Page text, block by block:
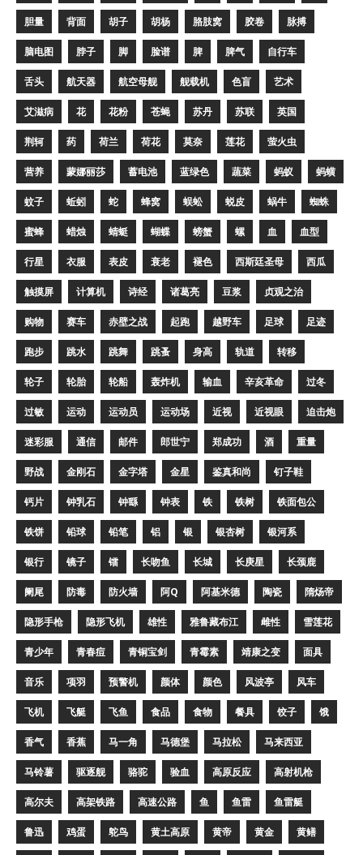
胆量 背面 胡子 胡杨 胳肢窝 胶卷 脉搏
脑电图 脖子 脚 脸谱 脾 脾气 自行车
舌头 航天器 航空母舰 舰载机 色盲 艺术
艾滋病 花 花粉 苍蝇 苏丹 苏联 英国
荆轲 药 荷兰 荷花 莫奈 莲花 萤火虫
营养 蒙娜丽莎 蓄电池 蓝绿色 蔬菜 蚂蚁 蚂蟥
蚊子 蚯蚓 蛇 蜂窝 蜈蚣 蜕皮 蜗牛 蜘蛛
蜜蜂 蜡烛 蜻蜓 蝴蝶 螃蟹 螺 血 血型
行星 衣服 表皮 衰老 褪色 西斯廷圣母 西瓜
触摸屏 计算机 诗经 诸葛亮 豆浆 贞观之治
购物 赛车 赤壁之战 起跑 越野车 足球 足迹
跑步 跳水 跳舞 跳蚤 身高 轨道 转移
轮子 轮胎 轮船 轰炸机 输血 辛亥革命 过冬
过敏 运动 运动员 运动场 近视 近视眼 迫击炮
迷彩服 通信 邮件 郎世宁 郑成功 酒 重量
野战 金刚石 金字塔 金星 鉴真和尚 钉子鞋
钙片 钟乳石 钟繇 钟表 铁 铁树 铁面包公
铁饼 铅球 铅笔 铝 银 银杏树 银河系
银行 镜子 镭 长吻鱼 长城 长庚星 长颈鹿
阑尾 防毒 防火墙 阿Q 阿基米德 陶瓷 隋炀帝
隐形手枪 隐形飞机 雄性 雅鲁藏布江 雌性 雪莲花
青少年 青春痘 青铜宝剑 青霉素 靖康之变 面具
音乐 项羽 预警机 颜体 颜色 风波亭 风车
飞机 飞艇 飞鱼 食品 食物 餐具 饺子 饿
香气 香蕉 马一角 马德堡 马拉松 马来西亚
马铃薯 驱逐舰 骆驼 验血 高原反应 高射机枪
高尔夫 高架铁路 高速公路 鱼 鱼雷 鱼雷艇
鲁迅 鸡蛋 鸵鸟 黄土高原 黄帝 黄金 黄鳝